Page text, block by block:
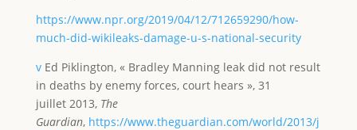
https://www.npr.org/2019/04/12/712659290/how-
much-did-wikileaks-damage-u-s-national-security
v Ed Piklington, « Bradley Manning leak did not result
in deaths by enemy forces, court hears », 31
juillet 2013, The
Guardian, https://www.theguardian.com/world/2013/j